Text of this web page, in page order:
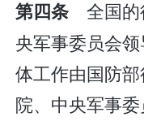
第四条 全国的
央军事委员会
体工作由国防
院、中央军事